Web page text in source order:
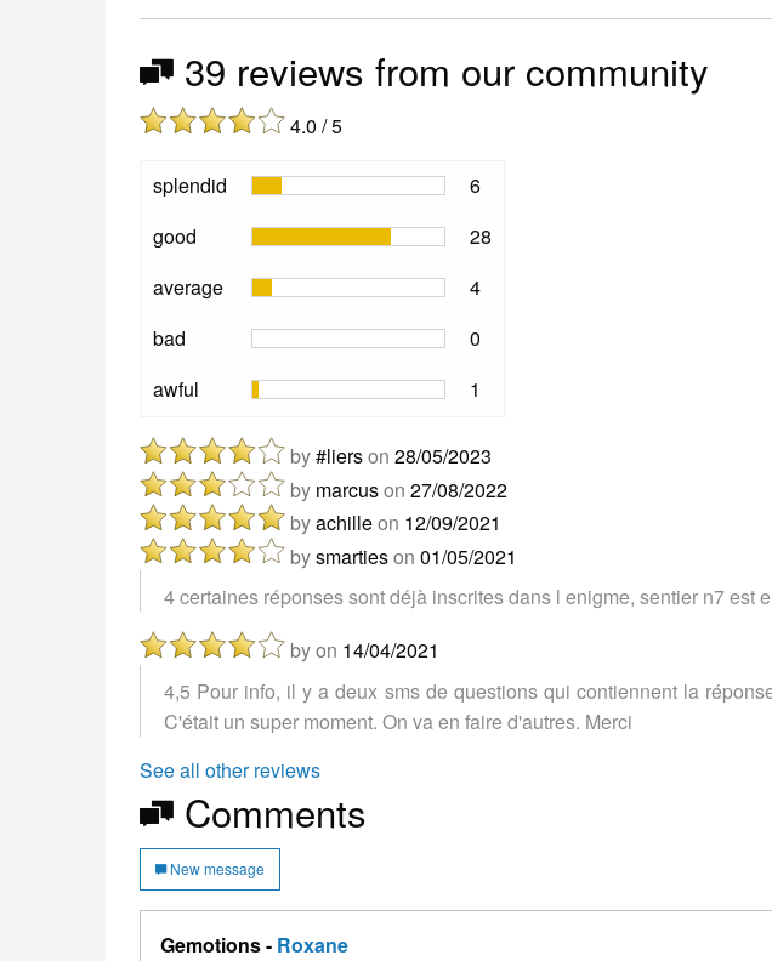
39 reviews from our community
4.0 / 5
splendid
6
good
28
average
4
bad
0
awful
1
by#lierson 28/05/2023
by marcuson 27/08/2022
byachilleon 12/09/2021
bysmartieson 01/05/2021
4 certaines réponses sont déjà inscrites dans l enigme, sentier n7 est
byon 14/04/2021
4,5 Pour info, il y a deux sms de questions qui contiennent la
C'était un super moment. On va en faire d'autres. Merci
See all other reviews
Comments
New message
Gemotions - Roxane